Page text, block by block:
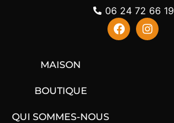
06 24 72 66 19
MAISON
BOUTIQUE
QUI SOMMES-NOUS